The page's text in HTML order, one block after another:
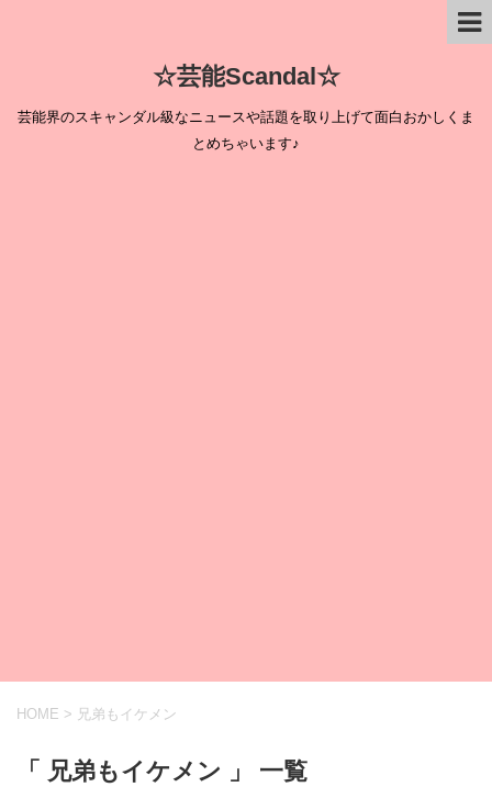
☆芸能Scandal☆
芸能界のスキャンダル級なニュースや話題を取り上げて面白おかしくま
とめちゃいます♪
HOME > 兄弟もイケメン
「 兄弟もイケメン 」 一覧